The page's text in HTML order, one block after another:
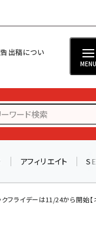
出稿につい
MENU
yahoo (1901)
アフィリエイト
フライデーは11/24から開始【